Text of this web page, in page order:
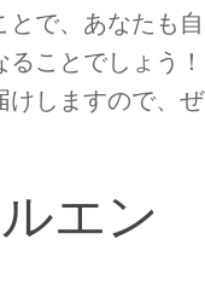
で、あなたも自
ことでしょう！
けしますので、ぜ
エン